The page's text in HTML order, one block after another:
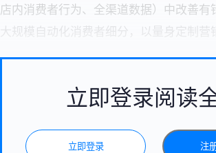
店内消费者行为、全渠道数据）中改善有
大规模自动化消费者细分，以量身定制营
立即登录阅读
立即登录 注